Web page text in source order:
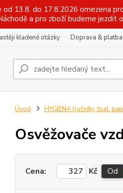
od 13.8. do 17.8.2026 omezena
a pro zboží budeme
kladené otázky Doprava & platba
Úvod HYGIENA (ručníky, toal.
Osvěžovače
Cena: Kč Od